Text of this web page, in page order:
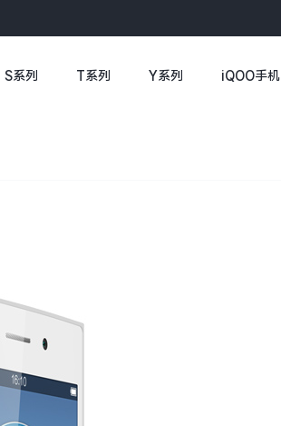
S系列 T系列 Y系列 iQOO手机